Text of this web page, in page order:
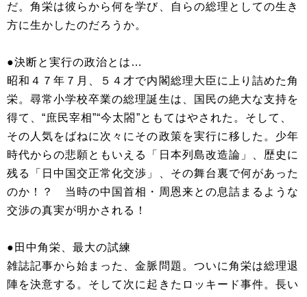
だ。角栄は彼らから何を学び、自らの総理としての生き
方に生かしたのだろうか。
●決断と実行の政治とは…
昭和４７年７月、５４才で内閣総理大臣に上り詰めた角
栄。尋常小学校卒業の総理誕生は、国民の絶大な支持を
得て、“庶民宰相”“今太閤”ともてはやされた。そして、
その人気をばねに次々にその政策を実行に移した。少年
時代からの悲願ともいえる「日本列島改造論」、歴史に
残る「日中国交正常化交渉」、その舞台裏で何があった
のか！？ 当時の中国首相・周恩来との息詰まるような
交渉の真実が明かされる！
●田中角栄、最大の試練
雑誌記事から始まった、金脈問題。ついに角栄は総理退
陣を決意する。そして次に起きたロッキード事件。長い